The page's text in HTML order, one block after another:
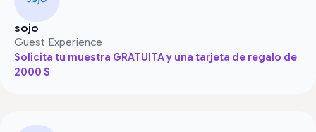
sojo
Guest Experience
Solicita tu muestra GRATUITA y una tarjeta de regalo de
2000 $